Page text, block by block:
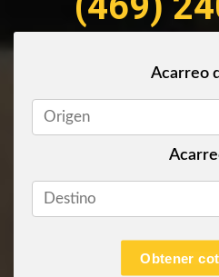
Acarreo
Obtener